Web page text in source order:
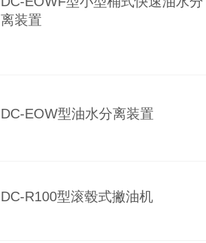
离装置
DC-EOW型油水分离装置
DC-R100型滚毂式撇油机